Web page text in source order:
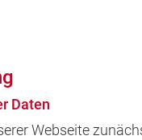
Daten
Webseite